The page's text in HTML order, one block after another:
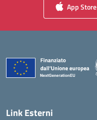
App Store
Link Esterni